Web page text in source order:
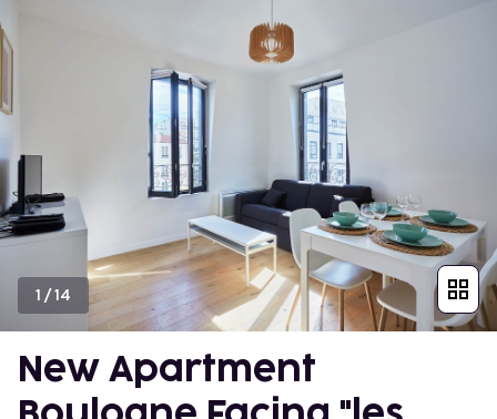
1 /14
New Apartment